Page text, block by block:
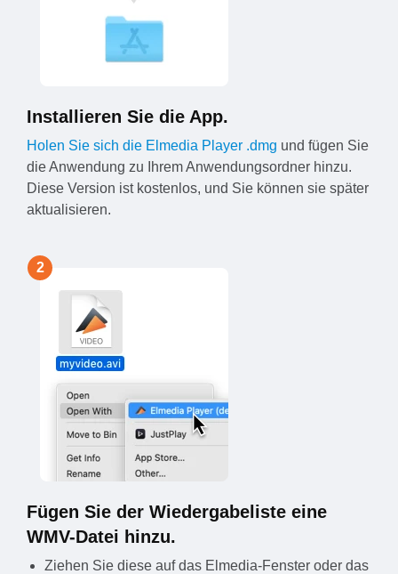
Installieren Sie die App.
Holen Sie sich die Elmedia Player .dmg und fügen Sie
die Anwendung zu Ihrem Anwendungsordner hinzu.
Diese Version ist kostenlos, und Sie können sie später
aktualisieren.
2
Fügen Sie der Wiedergabeliste eine
WMV-Datei hinzu.
Ziehen Sie diese auf das Elmedia-Fenster oder das